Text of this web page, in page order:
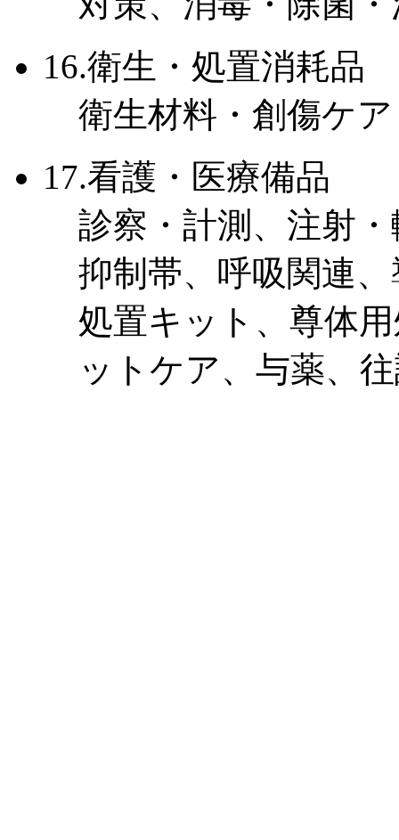
16.衛生・処置消耗品
衛生材料・創傷ケア
17.看護・医療備品
診察・計測、注射
抑制帯、呼吸関連
処置キット、尊体
ットケア、与薬、